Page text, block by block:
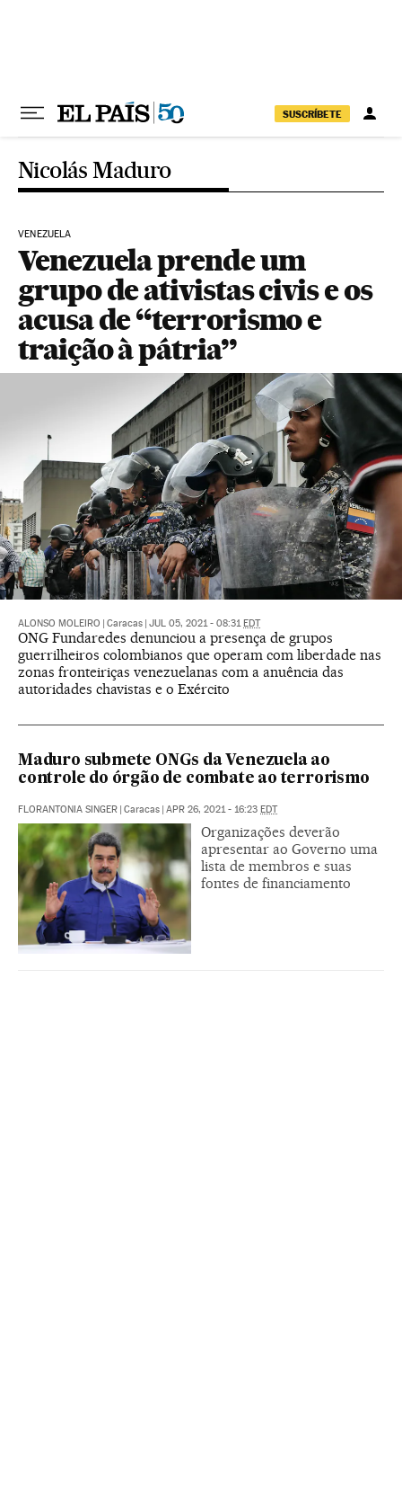
SUSCRÍBETE
Nicolás Maduro
VENEZUELA
Venezuela prende um
grupo de ativistas civis e os
acusa de “terrorismo e
traição à pátria”
ALONSO MOLEIRO Caracas JUL 05, 2021 - 08:31 EDT
ONG Fundaredes denunciou a presença de grupos
guerrilheiros colombianos que operam com liberdade nas
zonas fronteiriças venezuelanas com a anuência das
autoridades chavistas e o Exército
Maduro submete ONGs da Venezuela ao
controle do órgão de combate ao terrorismo
FLORANTONIA SINGER Caracas APR 26, 2021 - 16:23 EDT
Organizações deverão
apresentar ao Governo uma
lista de membros e suas
fontes de financiamento